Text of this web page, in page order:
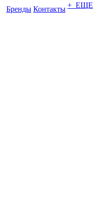
Бренды Контакты + ЕЩЕ